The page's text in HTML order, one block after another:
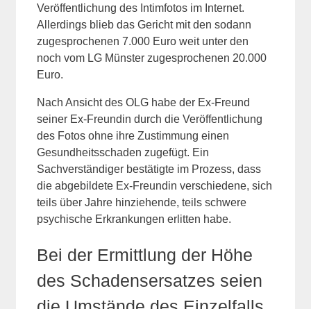
Veröffentlichung des Intimfotos im Internet.
Allerdings blieb das Gericht mit den sodann
zugesprochenen 7.000 Euro weit unter den
noch vom LG Münster zugesprochenen 20.000
Euro.
Nach Ansicht des OLG habe der Ex-Freund
seiner Ex-Freundin durch die Veröffentlichung
des Fotos ohne ihre Zustimmung einen
Gesundheitsschaden zugefügt. Ein
Sachverständiger bestätigte im Prozess, dass
die abgebildete Ex-Freundin verschiedene, sich
teils über Jahre hinziehende, teils schwere
psychische Erkrankungen erlitten habe.
Bei der Ermittlung der Höhe
des Schadensersatzes seien